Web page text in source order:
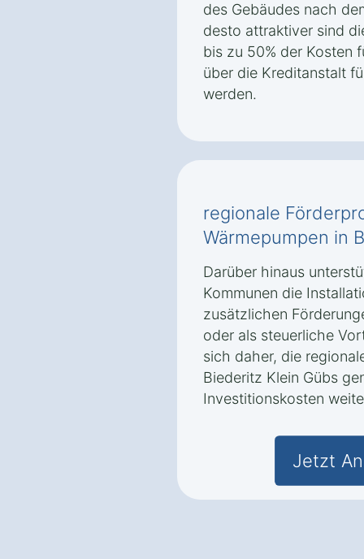
des Gebäudes nach
desto attraktiver sind
bis zu 50% der Kosten
über die Kreditanstalt
werden.
regionale
Wärmepumpen in
Darüber hinaus
Kommunen die
zusätzlichen
oder als steuerliche
sich daher, die
Biederitz Klein Gübs
Investitionskosten
Jetzt